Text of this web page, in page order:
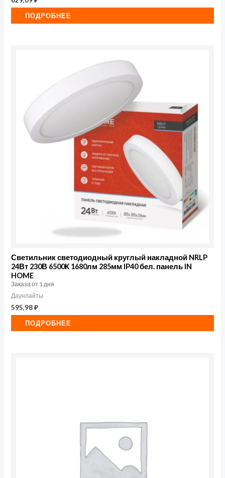
ПОДРОБНЕЕ
Светильник светодиодный круглый накладной NRLP
24Вт 230В 6500К 1680лм 285мм IP40 бел. панель IN
HOME
Заказа от 1 дня
Даунлайты
595,98₽
ПОДРОБНЕЕ